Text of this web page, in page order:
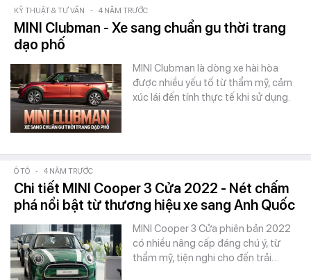
KỸ THUẬT & TƯ VẤN - 4 NĂM TRƯỚC
MINI Clubman - Xe sang chuẩn gu thời trang
dạo phố
MINI Clubman là dòng xe hài hòa
được nhiều yếu tố từ thẩm mỹ, cảm
xúc lái đến tính thực tế khi sử dụng.
Ô TÔ - 4 NĂM TRƯỚC
Chi tiết MINI Cooper 3 Cửa 2022 - Nét chấm
phá nổi bật từ thương hiệu xe sang Anh Quốc
MINI Cooper 3 Cửa phiên bản 2022
có nhiều nâng cấp đáng chú ý, từ
thẩm mỹ, tiện nghi cho đến trải…